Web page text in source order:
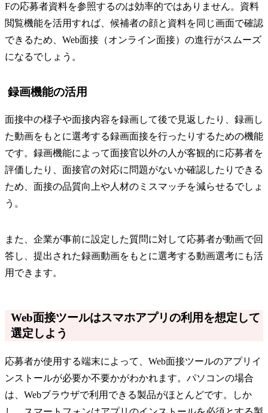
Fの応募者資料を参照するのは効率的ではありません。資料
閲覧機能を活用すれば、候補者の顔と資料を同じ画面で確認
できるため、Web面接（オンライン面接）の進行がスムーズ
になるでしょう。
録画機能の活用
面接中の様子や面接内容を録画して後で見返したり、録画し
た動画をもとに選考する録画面接を行ったりするための機能
です。録画機能によって面接官以外の人が客観的に応募者を
評価したり、面接官の対応に問題がないか確認したりできる
ため、面接の品質向上や人材のミスマッチを減らせるでしょ
う。
また、企業が事前に設定した質問に対して応募者が動画で回
答し、提出された録画動画をもとに選考する動画選考にも活
用できます。
Web面接ツールはスマホアプリの利用を想定して
選定しよう
応募者が使用する端末によって、Web面接ツールのアプリイ
ンストールが必要か不要かがわかれます。パソコンの場合
は、Webブラウザで利用できる製品がほとんどです。しか